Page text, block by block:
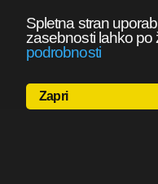
Spletna stran
zasebnosti lahko po
podrobnosti
Zapri